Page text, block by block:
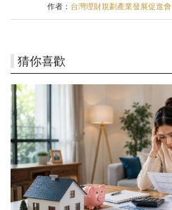
作者： 台灣理財規劃產業發展促進會
猜你喜歡